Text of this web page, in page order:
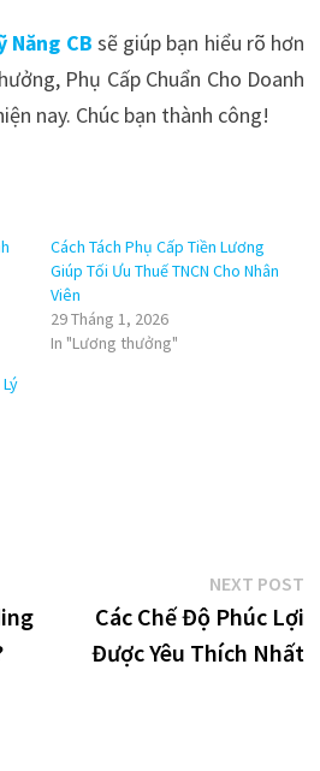
Năng CB sẽ giúp bạn hiểu rõ hơn
Phụ Cấp Chuẩn Cho Doanh
nay. Chúc bạn thành công!
Cách Tách Phụ Cấp Tiền Lương
Giúp Tối Ưu Thuế TNCN Cho Nhân
Viên
29 Tháng 1, 2026
In "Lương thưởng"
NEXT POST
Các Chế Độ Phúc Lợi
Được Yêu Thích Nhất